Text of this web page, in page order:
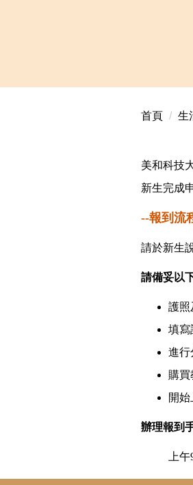
首頁 生
美和科技
新生完成
--報到流
請於新生
請備妥以
護照
填寫
進行
購買
開始
辦理報到
上